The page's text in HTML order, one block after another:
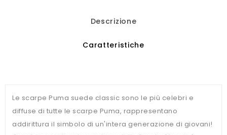
Descrizione
Caratteristiche
Le scarpe Puma suede classic sono le più celebri e
diffuse di tutte le scarpe Puma, rappresentano
addirittura il simbolo di un'intera generazione di giovani!